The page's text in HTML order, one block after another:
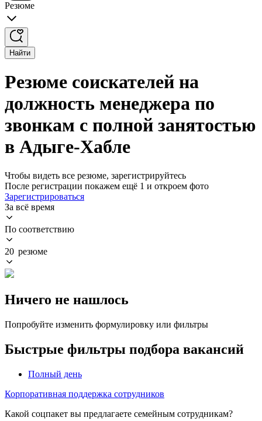
Резюме
Найти
Резюме соискателей на
должность менеджера по
звонкам с полной занятостью
в Адыге-Хабле
Чтобы видеть все резюме, зарегистрируйтесь
После регистрации покажем ещё 1 и откроем фото
Зарегистрироваться
За всё время
По соответствию
20 резюме
Ничего не нашлось
Попробуйте изменить формулировку или фильтры
Быстрые фильтры подбора вакансий
Полный день
Корпоративная поддержка сотрудников
Какой соцпакет вы предлагаете семейным сотрудникам?